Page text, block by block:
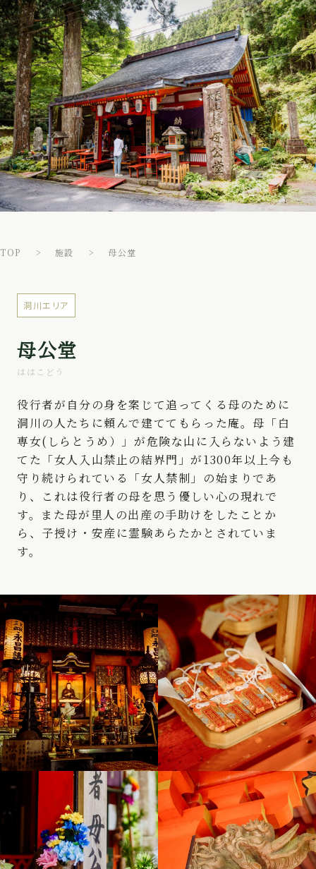
TOP 施設 母公堂
洞川エリア
母公堂
ははこどう
役行者が自分の身を案じて追ってくる母のために
洞川の人たちに頼んで建ててもらった庵。母「白
専女(しらとうめ）」が危険な山に入らないよう建
てた「女人入山禁止の結界門」が1300年以上今も
守り続けられている「女人禁制」の始まりであ
り、これは役行者の母を思う優しい心の現れで
す。また母が里人の出産の手助けをしたことか
ら、子授け・安産に霊験あらたかとされていま
す。